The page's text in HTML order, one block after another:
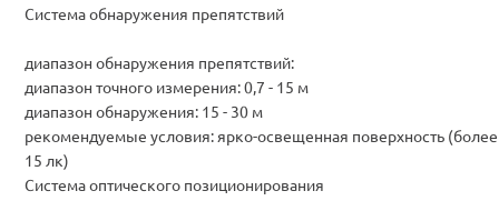
Система обнаружения препятствий
диапазон обнаружения препятствий:
диапазон точного измерения: 0,7 - 15 м
диапазон обнаружения: 15 - 30 м
рекомендуемые условия: ярко-освещенная поверхность (более
15 лк)
Система оптического позиционирования